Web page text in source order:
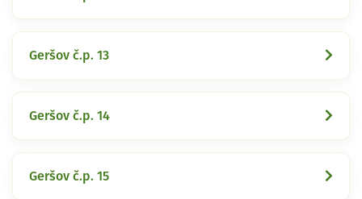
Geršov č.p. 13
Geršov č.p. 14
Geršov č.p. 15